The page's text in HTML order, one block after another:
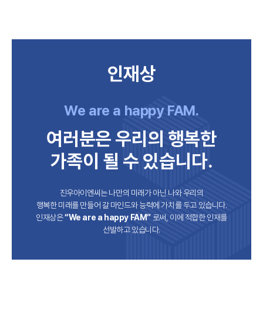
인재상
We are a happy FAM.
여러분은 우리의 행복한
가족이 될 수 있습니다.
진우아이엔씨는 나만의 미래가 아닌 나와 우리의
행복한 미래를 만들어 갈 마인드와 능력에 가치를 두고 있습니다.
인재상은“We are a happy FAM” 로써, 이에 적합한 인재를
선발하고 있습니다.